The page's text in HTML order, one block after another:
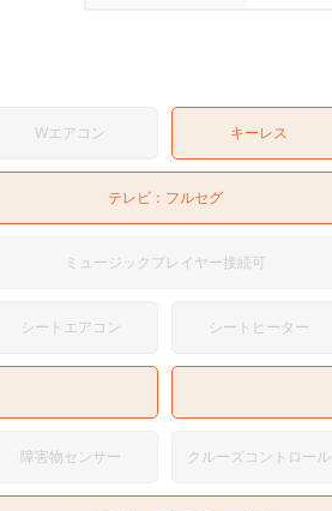
Wエアコン キーレス
テレビ： フルセグ
ミュージックプレイヤー接続可
シートエアコン シートヒーター
障害物センサー クルーズコントロール